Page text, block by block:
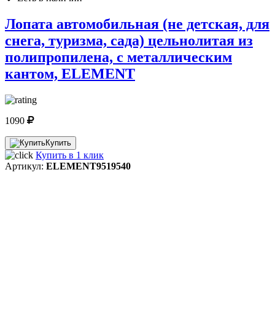
Лопата автомобильная (не детская, для
снега, туризма, сада) цельнолитая из
полипропилена, с металлическим
кантом, ELEMENT
1090
Купить
Купить в 1 клик
Артикул: ELEMENT9519540